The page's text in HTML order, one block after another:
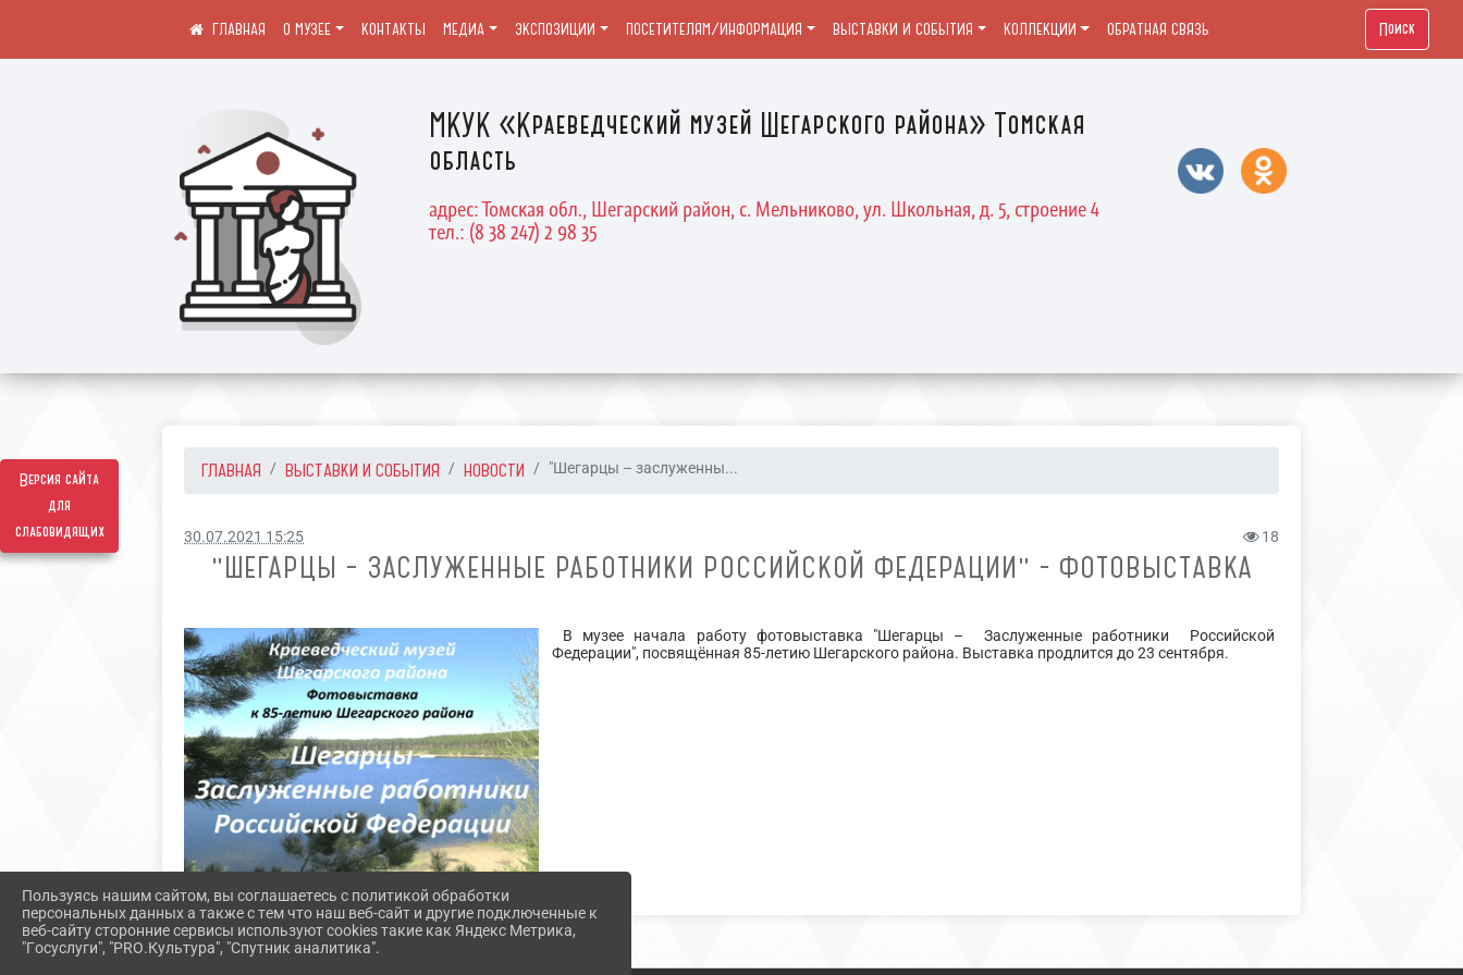
Версия сайта
для
слабовидящих
МКУК «Краеведческий музей Шегарского района» Томская
область
адрес: Томская обл., Шегарский район, с. Мельниково, ул. Школьная, д. 5, строение 4
тел.: (8 38 247) 2 98 35
О МУЗЕЕ КОНТАКТЫ МЕДИА ЭКСПОЗИЦИИ ПОСЕТИТЕЛЯМ/ИНФОРМАЦИЯ ВЫСТАВКИ И СОБЫТИЯ КОЛЛЕКЦИИ ОБРАТНАЯ СВЯЗЬ Поиск
ГЛАВНАЯ ВЫСТАВКИ И СОБЫТИЯ НОВОСТИ "Шегарцы – заслуженны...
30.07.2021 15:25 18
"ШЕГАРЦЫ – ЗАСЛУЖЕННЫЕ РАБОТНИКИ РОССИЙСКОЙ ФЕДЕРАЦИИ" - ФОТОВЫСТАВКА
В музее начала работу фотовыставка "Шегарцы – Заслуженные работники Российской
Федерации", посвящённая 85-летию Шегарского района. Выставка продлится до 23 сентября.
Пользуясь нашим сайтом, вы соглашаетесь с политикой обработки
персональных данных а также с тем что наш веб-сайт и другие подключенные к
веб-сайту сторонние сервисы используют cookies такие как Яндекс Метрика,
"Госуслуги", "PRO.Культура", "Спутник аналитика".